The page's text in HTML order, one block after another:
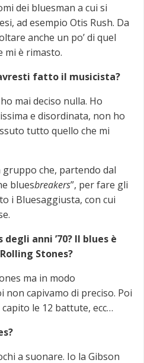
dei bluesman a cui si
ad esempio Otis Rush. Da
anche un po’ di quel
mi è rimasto.
fatto il musicista?
mai deciso nulla. Ho
e disordinata, non ho
tutto quello che mi
gruppo che, partendo dal
bluesbreakers”, per fare gli
i Bluesaggiusta, con cui
anni ’70? Il blues è
Stones?
ma in modo
non capivamo di preciso. Poi
le 12 battute, ecc…
a suonare. Io la Gibson